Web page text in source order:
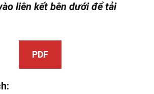
liên kết bên dưới để tải
PDF